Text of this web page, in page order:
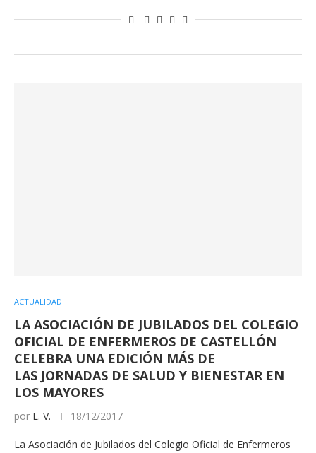
ACTUALIDAD
LA ASOCIACIÓN DE JUBILADOS DEL COLEGIO
OFICIAL DE ENFERMEROS DE CASTELLÓN
CELEBRA UNA EDICIÓN MÁS DE
LAS JORNADAS DE SALUD Y BIENESTAR EN
LOS MAYORES
por L. V. 18/12/2017
La Asociación de Jubilados del Colegio Oficial de Enfermeros